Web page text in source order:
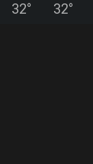
32° 32°